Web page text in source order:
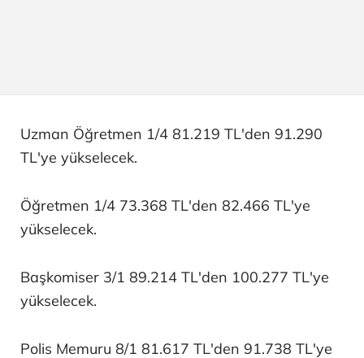
Uzman Öğretmen 1/4 81.219 TL'den 91.290
TL'ye yükselecek.
Öğretmen 1/4 73.368 TL'den 82.466 TL'ye
yükselecek.
Başkomiser 3/1 89.214 TL'den 100.277 TL'ye
yükselecek.
Polis Memuru 8/1 81.617 TL'den 91.738 TL'ye